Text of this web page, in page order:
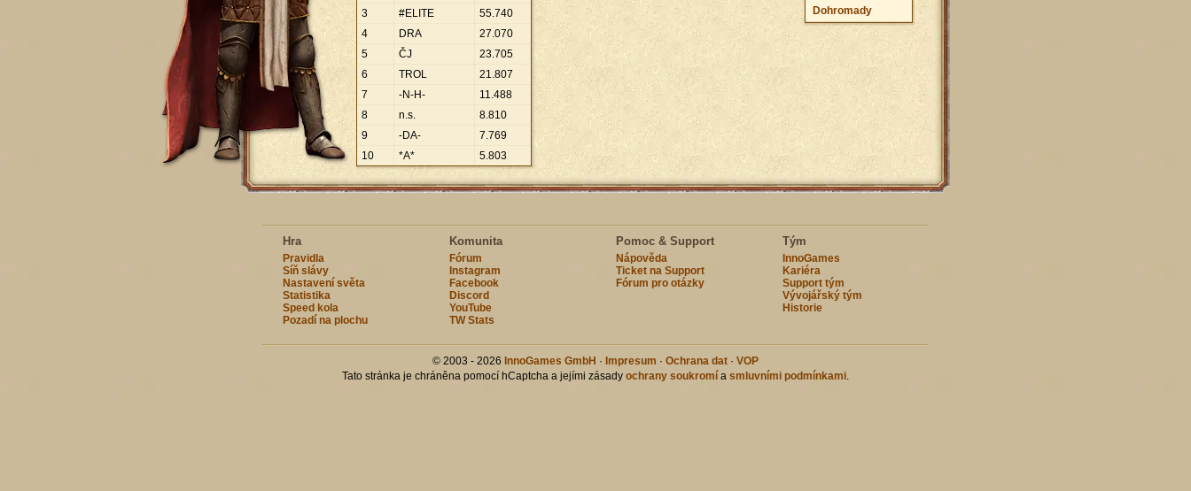
Dohromady
3
#ELITE 55.740
4
DRA 27.070
5
ČJ 23.705
6
TROL 21.807
7
-N-H- 11.488
8
n.s. 8.810
9
-DA- 7.769
10
*A* 5.803
Hra
Pravidla
Síň slávy
Nastavení světa
Statistika
Speed kola
Pozadí na plochu
Komunita
Fórum
Instagram
Facebook
Discord
YouTube
TW Stats
Pomoc & Support
Nápověda
Ticket na Support
Fórum pro otázky
Tým
InnoGames
Kariéra
Support tým
Vývojářský tým
Historie
© 2003 - 2026 InnoGames GmbH · Impresum · Ochrana dat · VOP
Tato stránka je chráněna pomocí hCaptcha a jejími zásady ochrany soukromí a smluvními podmínkami.